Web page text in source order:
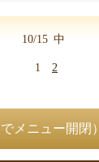
10/15 中
1 2
メニュー開閉）